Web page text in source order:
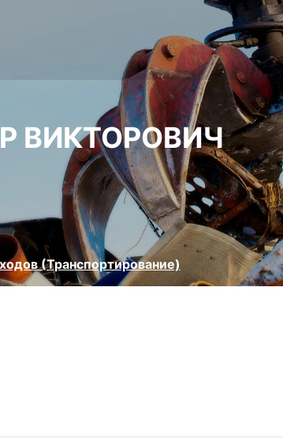
ВИКТОРОВИЧ
(Транспортирование)